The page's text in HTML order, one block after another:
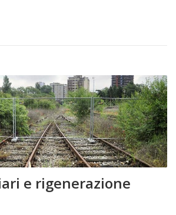
e rigenerazione